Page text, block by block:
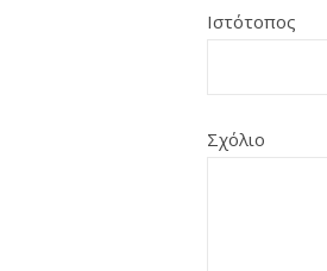
Ιστότοπος
Σχόλιο